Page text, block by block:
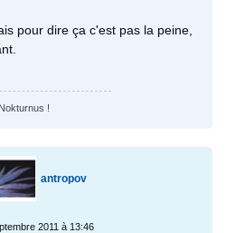
pour dire ça c'est pas la peine,
Nokturnus !
antropov
2011 à 13:46